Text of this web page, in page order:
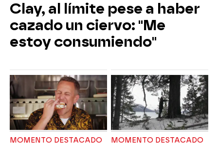
Clay, al límite pese a haber
cazado un ciervo: "Me
estoy consumiendo"
MOMENTO DESTACADO MOMENTO DESTACADO